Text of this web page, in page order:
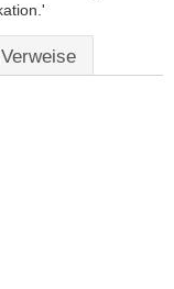
Verweise